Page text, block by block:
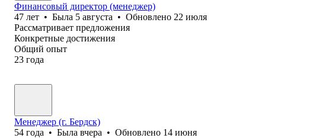
Финансовый директор (менеджер)
47 лет • Была 5 августа • Обновлено 22 июля
Рассматривает предложения
Конкретные достижения
Общий опыт
23 года
Менеджер (г. Бердск)
54 года • Была вчера • Обновлено 14 июня